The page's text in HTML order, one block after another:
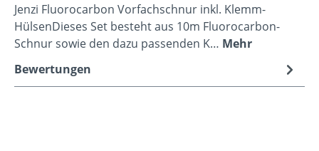
Jenzi Fluorocarbon Vorfachschnur inkl. Klemm-
HülsenDieses Set besteht aus 10m Fluorocarbon-
Schnur sowie den dazu passenden K… Mehr
Bewertungen